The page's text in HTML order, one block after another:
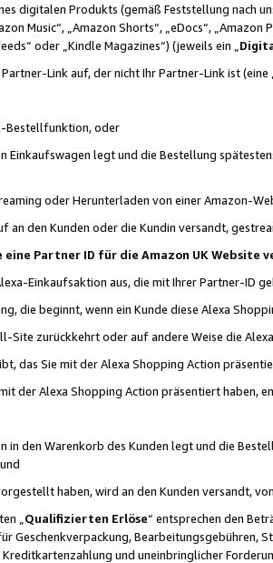
digitalen Produkts (gemäß Feststellung nach
Music“, „Amazon Shorts“, „eDocs“, „Amazon
oder „Kindle Magazines“) (jeweils ein „
Link auf, der nicht Ihr Partner-Link ist (eine
Bestellfunktion, oder
legt und die Bestellung
oder Herunterladen von einer Amazon-
den Kunden oder die Kundin versandt,
Partner ID für die Amazon UK Website
Einkaufsaktion aus, die mit Ihrer Partner-ID
die beginnt, wenn ein Kunde diese Alexa
Site zurückkehrt oder auf andere Weise die
Sie mit der Alexa Shopping Action
der Alexa Shopping Action präsentiert haben,
den Warenkorb des Kunden legt und die
haben, wird an den Kunden versandt,
„ Qualifizierten Erlöse“ entsprechen den
Geschenkverpackung, Bearbeitungsgebühren,
und uneinbringlicher